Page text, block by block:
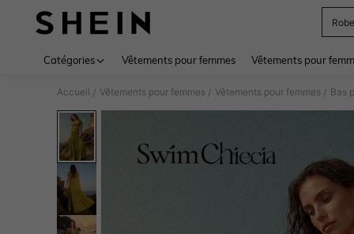
Robe
Catégories Vêtements pour femmes Vêtements pour
Accueil / Vêtements pour femmes / Vêtements pour femmes / Bas